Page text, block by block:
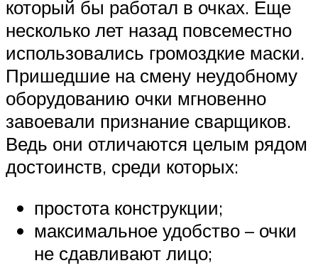
который бы работал в очках. Еще
несколько лет назад повсеместно
использовались громоздкие маски.
Пришедшие на смену неудобному
оборудованию очки мгновенно
завоевали признание сварщиков.
Ведь они отличаются целым рядом
достоинств, среди которых:
простота конструкции;
максимальное удобство – очки
не сдавливают лицо;